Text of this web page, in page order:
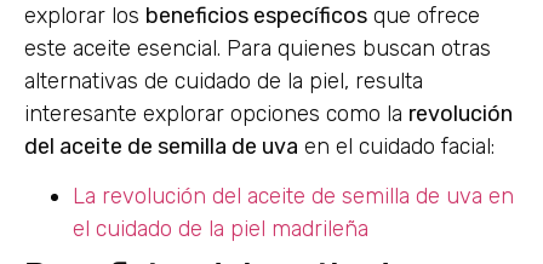
explorar los beneficios específicos que ofrece
este aceite esencial. Para quienes buscan otras
alternativas de cuidado de la piel, resulta
interesante explorar opciones como la revolución
del aceite de semilla de uva en el cuidado facial:
La revolución del aceite de semilla de uva en
el cuidado de la piel madrileña